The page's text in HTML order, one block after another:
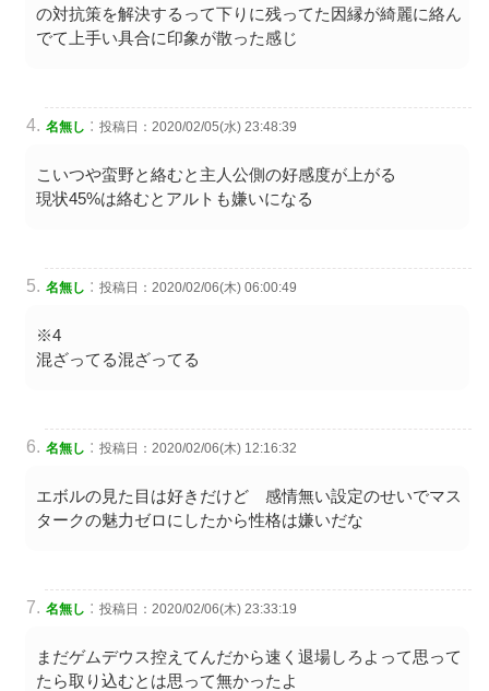
の対抗策を解決するって下りに残ってた因縁が綺麗に絡ん
でて上手い具合に印象が散った感じ
名無し : 投稿日：2020/02/05(水) 23:48:39
こいつや蛮野と絡むと主人公側の好感度が上がる
現状45%は絡むとアルトも嫌いになる
名無し : 投稿日：2020/02/06(木) 06:00:49
※4
混ざってる混ざってる
名無し : 投稿日：2020/02/06(木) 12:16:32
エボルの見た目は好きだけど 感情無い設定のせいでマス
タークの魅力ゼロにしたから性格は嫌いだな
名無し : 投稿日：2020/02/06(木) 23:33:19
まだゲムデウス控えてんだから速く退場しろよって思って
たら取り込むとは思って無かったよ